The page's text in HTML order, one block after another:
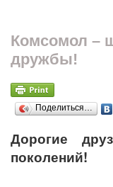
Комсомол –
дружбы!
Поделиться…
Дорогие
поколений!